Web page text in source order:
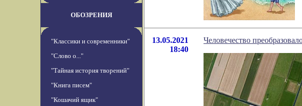
ОБОЗРЕНИЯ
"Классики и современники"
"Слово о..."
"Тайная история творений"
"Книга писем"
"Кошачий ящик"
13.05.2021
18:40
Человечество